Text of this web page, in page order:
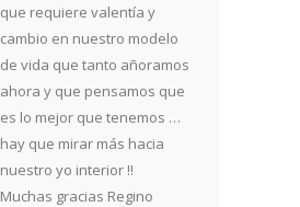
que requiere valentía y
cambio en nuestro modelo
de vida que tanto añoramos
ahora y que pensamos que
es lo mejor que tenemos …
hay que mirar más hacia
nuestro yo interior !!
Muchas gracias Regino